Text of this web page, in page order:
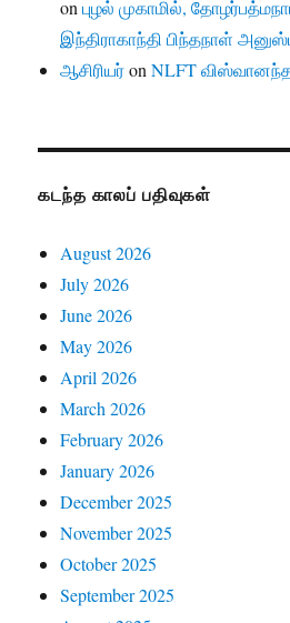
onபுழல் முகாமில்,
இந்திராகாந்தி பிந்தநாள்
ஆசிரியர்onNLFT
கடந்த காலப் பதிவுகள்
August 2026
July 2026
June 2026
May 2026
April 2026
March 2026
February 2026
January 2026
December 2025
November 2025
October 2025
September 2025